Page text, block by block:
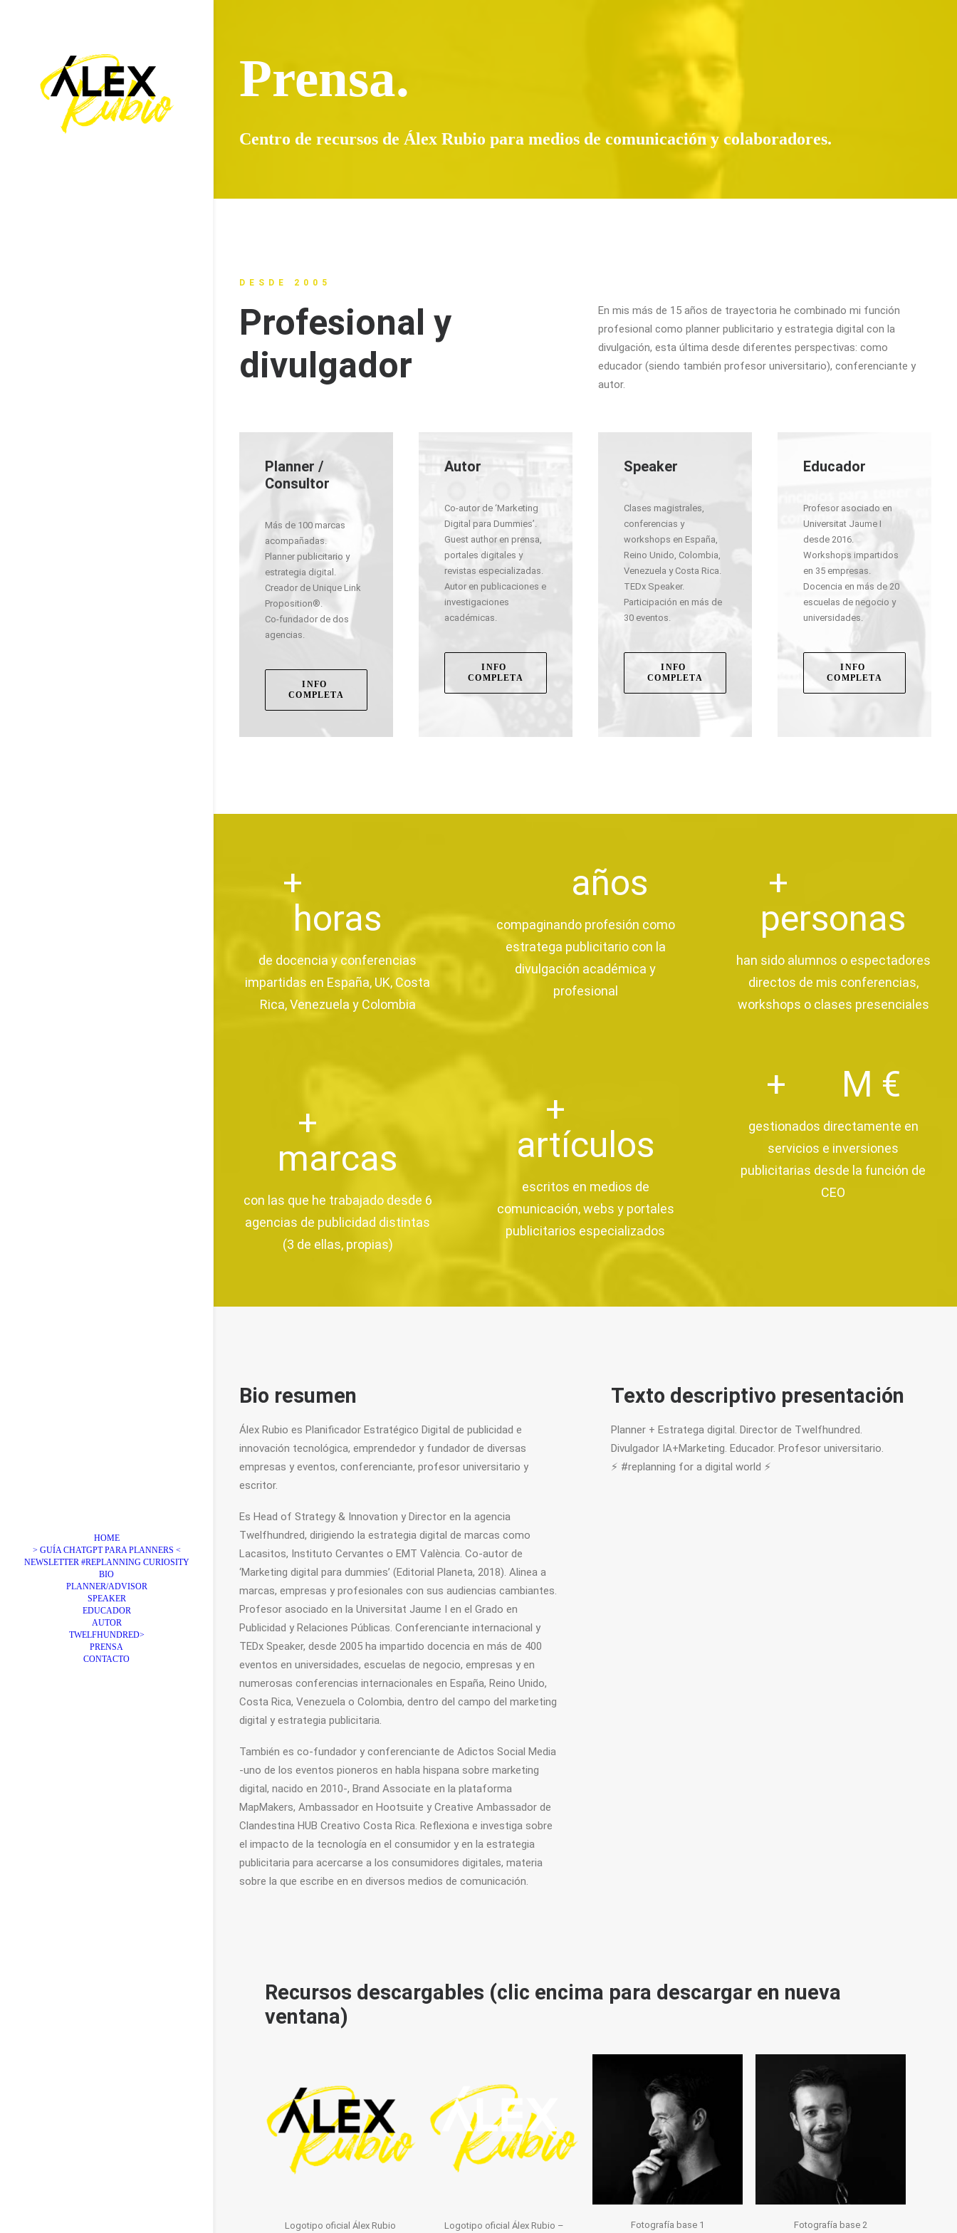
HOME
> GUÍA CHATGPT PARA PLANNERS <
NEWSLETTER #REPLANNING CURIOSITY
BIO
PLANNER/ADVISOR
SPEAKER
EDUCADOR
AUTOR
TWELFHUNDRED>
PRENSA
CONTACTO
Prensa.
Centro de recursos de Álex Rubio para medios de comunicación y colaboradores.
DESDE 2005
Profesional y
divulgador
En mis más de 15 años de trayectoria he combinado mi función
profesional como planner publicitario y estrategia digital con la
divulgación, esta última desde diferentes perspectivas: como
educador (siendo también profesor universitario), conferenciante y
autor.
Planner /
Consultor
Más de 100 marcas
acompañadas.
Planner publicitario y
estrategia digital.
Creador de Unique Link
Proposition®.
Co-fundador de dos
agencias.
INFO
COMPLETA
Autor
Co-autor de ‘Marketing
Digital para Dummies’.
Guest author en prensa,
portales digitales y
revistas especializadas.
Autor en publicaciones e
investigaciones
académicas.
INFO
COMPLETA
Speaker
Clases magistrales,
conferencias y
workshops en España,
Reino Unido, Colombia,
Venezuela y Costa Rica.
TEDx Speaker.
Participación en más de
30 eventos.
INFO
COMPLETA
Educador
Profesor asociado en
Universitat Jaume I
desde 2016.
Workshops impartidos
en 35 empresas.
Docencia en más de 20
escuelas de negocio y
universidades.
INFO
COMPLETA
+
horas
de docencia y conferencias
impartidas en España, UK, Costa
Rica, Venezuela y Colombia
+
marcas
con las que he trabajado desde 6
agencias de publicidad distintas
(3 de ellas, propias)
años
compaginando profesión como
estratega publicitario con la
divulgación académica y
profesional
+
artículos
escritos en medios de
comunicación, webs y portales
publicitarios especializados
+
personas
han sido alumnos o espectadores
directos de mis conferencias,
workshops o clases presenciales
+ M €
gestionados directamente en
servicios e inversiones
publicitarias desde la función de
CEO
Bio resumen
Álex Rubio es Planificador Estratégico Digital de publicidad e
innovación tecnológica, emprendedor y fundador de diversas
empresas y eventos, conferenciante, profesor universitario y
escritor.
Es Head of Strategy & Innovation y Director en la agencia
Twelfhundred, dirigiendo la estrategia digital de marcas como
Lacasitos, Instituto Cervantes o EMT València. Co-autor de
‘Marketing digital para dummies’ (Editorial Planeta, 2018). Alinea a
marcas, empresas y profesionales con sus audiencias cambiantes.
Profesor asociado en la Universitat Jaume I en el Grado en
Publicidad y Relaciones Públicas. Conferenciante internacional y
TEDx Speaker, desde 2005 ha impartido docencia en más de 400
eventos en universidades, escuelas de negocio, empresas y en
numerosas conferencias internacionales en España, Reino Unido,
Costa Rica, Venezuela o Colombia, dentro del campo del marketing
digital y estrategia publicitaria.
También es co-fundador y conferenciante de Adictos Social Media
-uno de los eventos pioneros en habla hispana sobre marketing
digital, nacido en 2010-, Brand Associate en la plataforma
MapMakers, Ambassador en Hootsuite y Creative Ambassador de
Clandestina HUB Creativo Costa Rica. Reflexiona e investiga sobre
el impacto de la tecnología en el consumidor y en la estrategia
publicitaria para acercarse a los consumidores digitales, materia
sobre la que escribe en en diversos medios de comunicación.
Texto descriptivo presentación
Planner + Estratega digital. Director de Twelfhundred.
Divulgador IA+Marketing. Educador. Profesor universitario.
⚡ #replanning for a digital world ⚡
Recursos descargables (clic encima para descargar en nueva
ventana)
Logotipo oficial Álex Rubio Logotipo oficial Álex Rubio – Fotografía base 1 Fotografía base 2